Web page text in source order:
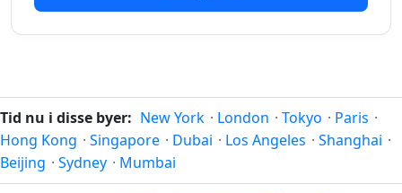
323 dage
dage
324 dage
siden
17.09.2025
324
dage
nu
Tid nu i disse byer: New York · London · Tokyo · Paris ·
Hong Kong · Singapore · Dubai · Los Angeles · Shanghai ·
Beijing · Sydney · Mumbai